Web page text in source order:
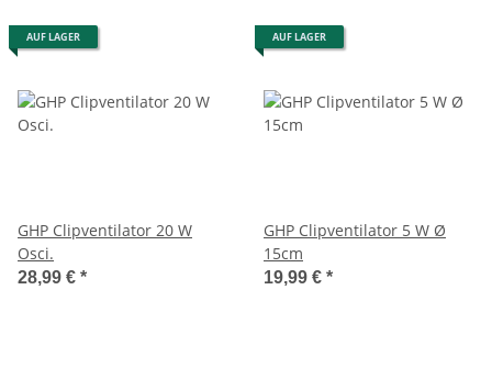
AUF LAGER
GHP Clipventilator 20 W
Osci.
28,99 € *
AUF LAGER
GHP Clipventilator 5 W Ø
15cm
19,99 € *